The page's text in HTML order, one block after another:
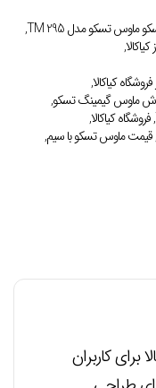
,
,
,
ماوس گیمینگ تسکو,
,فروشگاه کیاکالا,
,قیمت ماوس تسکو با سیم,
برای کاربران